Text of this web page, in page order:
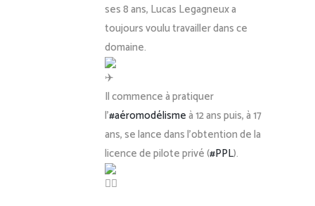
ses 8 ans, Lucas Legagneux a
toujours voulu travailler dans ce
domaine.
Il commence à pratiquer
l’#aéromodélismeà 12 ans puis, à 17
ans, se lance dans l’obtention de la
licence de pilote privé (#PPL).